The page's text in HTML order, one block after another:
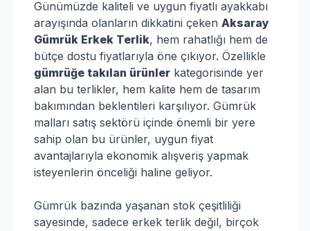
Günümüzde kaliteli ve uygun fiyatlı ayakkabı
arayışında olanların dikkatini çeken Aksaray
Gümrük Erkek Terlik, hem rahatlığı hem de
bütçe dostu fiyatlarıyla öne çıkıyor. Özellikle
gümrüğe takılan ürünler kategorisinde yer
alan bu terlikler, hem kalite hem de tasarım
bakımından beklentileri karşılıyor. Gümrük
malları satış sektörü içinde önemli bir yere
sahip olan bu ürünler, uygun fiyat
avantajlarıyla ekonomik alışveriş yapmak
isteyenlerin önceliği haline geliyor.
Gümrük bazında yaşanan stok çeşitliliği
sayesinde, sadece erkek terlik değil, birçok